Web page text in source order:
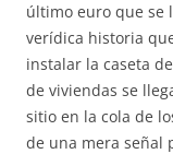
último euro que se
verídica historia
instalar la caseta
de viviendas se
sitio en la cola de
de una mera señal